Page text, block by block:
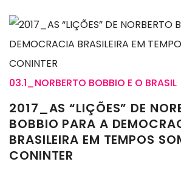
03.1_NORBERTO BOBBIO E O BRASIL
2017_AS “LIÇÕES” DE
BOBBIO PARA A
BRASILEIRA EM TEMPOS
CONINTER